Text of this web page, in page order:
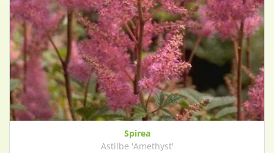
Spirea
Astilbe 'Amethyst'